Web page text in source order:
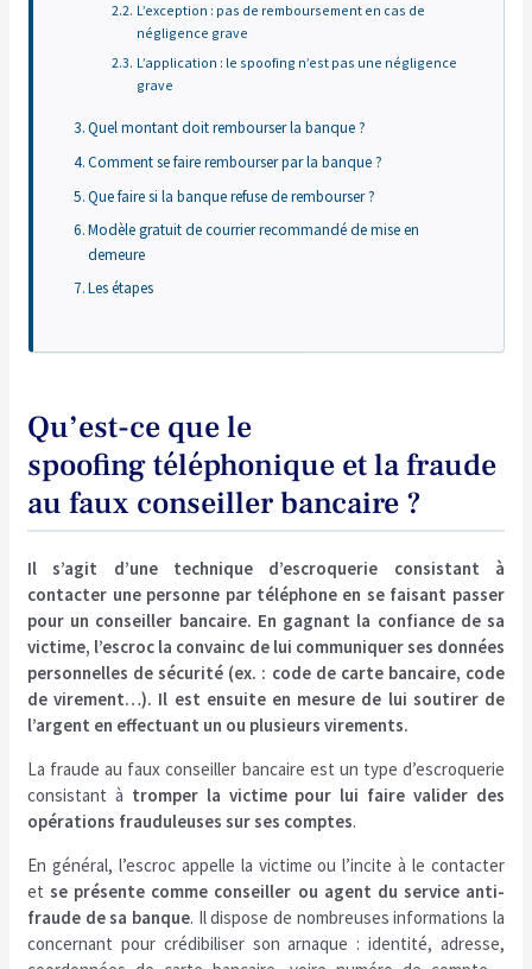
L’exception : pas de remboursement en cas de
négligence grave
L’application : le spoofing n’est pas une négligence
grave
Quel montant doit rembourser la banque ?
Comment se faire rembourser par la banque ?
Que faire si la banque refuse de rembourser ?
Modèle gratuit de courrier recommandé de mise en
demeure
Les étapes
Qu’est-ce que le
spoofing téléphonique et la fraude
au faux conseiller bancaire ?
Il s’agit d’une technique d’escroquerie consistant à
contacter une personne par téléphone en se faisant passer
pour un conseiller bancaire. En gagnant la confiance de sa
victime, l’escroc la convainc de lui communiquer ses données
personnelles de sécurité (ex. : code de carte bancaire, code
de virement…). Il est ensuite en mesure de lui soutirer de
l’argent en effectuant un ou plusieurs virements.
La fraude au faux conseiller bancaire est un type d’escroquerie
consistant à tromper la victime pour lui faire valider des
opérations frauduleuses sur ses comptes.
En général, l’escroc appelle la victime ou l’incite à le contacter
etse présente comme conseiller ou agent du service anti-
fraude de sa banque. Il dispose de nombreuses informations la
concernant pour crédibiliser son arnaque : identité, adresse,